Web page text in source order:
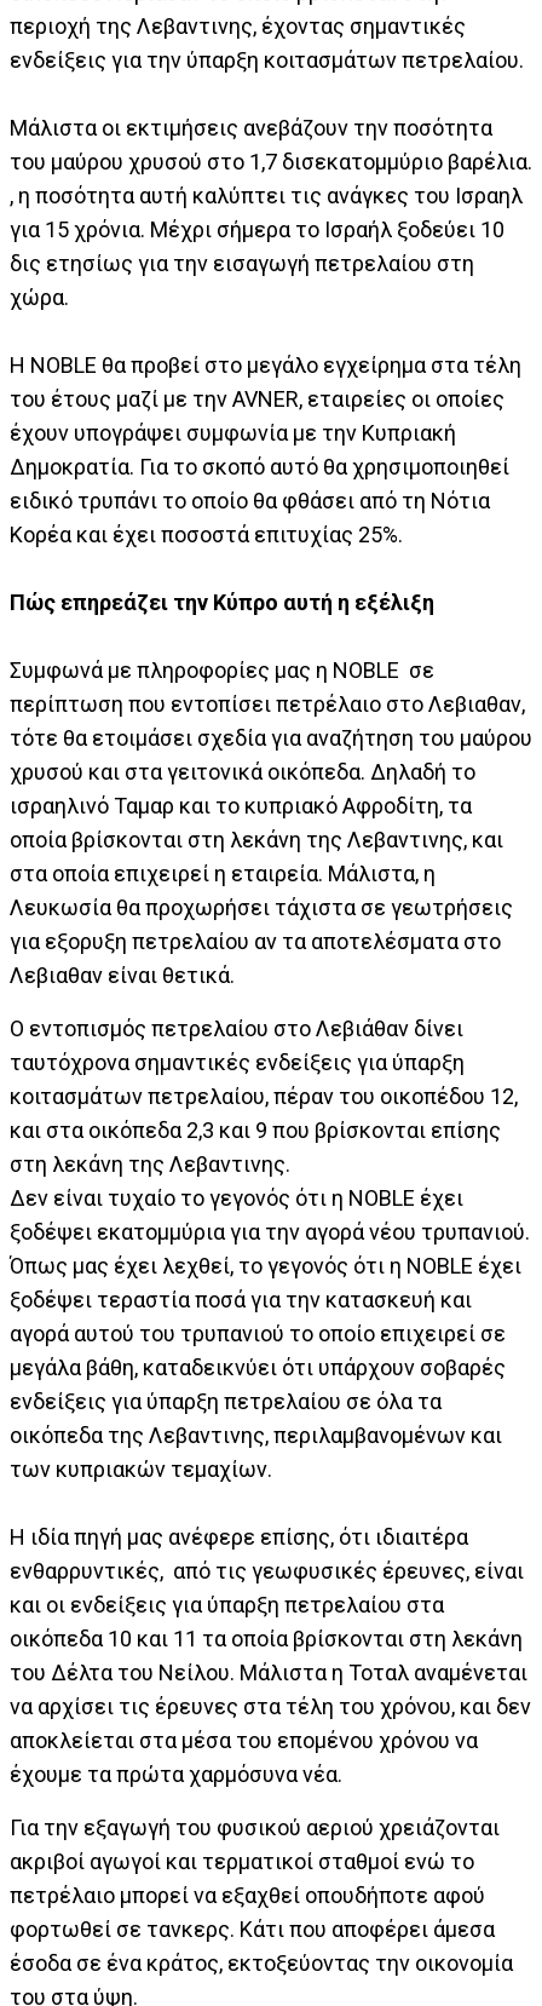
περιοχή της Λεβαντινης, έχοντας σημαντικές
ενδείξεις για την ύπαρξη κοιτασμάτων πετρελαίου.
Μάλιστα οι εκτιμήσεις ανεβάζουν την ποσότητα
του μαύρου χρυσού στο 1,7 δισεκατομμύριο βαρέλια.
, η ποσότητα αυτή καλύπτει τις ανάγκες του Ισραηλ
για 15 χρόνια. Μέχρι σήμερα το Ισραήλ ξοδεύει 10
δις ετησίως για την εισαγωγή πετρελαίου στη
χώρα.
Η NOBLE θα προβεί στο μεγάλο εγχείρημα στα τέλη
του έτους μαζί με την AVNER, εταιρείες οι οποίες
έχουν υπογράψει συμφωνία με την Κυπριακή
Δημοκρατία. Για το σκοπό αυτό θα χρησιμοποιηθεί
ειδικό τρυπάνι το οποίο θα φθάσει από τη Νότια
Κορέα και έχει ποσοστά επιτυχίας 25%.
Πώς επηρεάζει την Κύπρο αυτή η εξέλιξη
Συμφωνά με πληροφορίες μας η NOBLE σε
περίπτωση που εντοπίσει πετρέλαιο στο Λεβιαθαν,
τότε θα ετοιμάσει σχεδία για αναζήτηση του μαύρου
χρυσού και στα γειτονικά οικόπεδα. Δηλαδή το
ισραηλινό Ταμαρ και το κυπριακό Αφροδίτη, τα
οποία βρίσκονται στη λεκάνη της Λεβαντινης, και
στα οποία επιχειρεί η εταιρεία. Μάλιστα, η
Λευκωσία θα προχωρήσει τάχιστα σε γεωτρήσεις
για εξορυξη πετρελαίου αν τα αποτελέσματα στο
Λεβιαθαν είναι θετικά.
Ο εντοπισμός πετρελαίου στο Λεβιάθαν δίνει
ταυτόχρονα σημαντικές ενδείξεις για ύπαρξη
κοιτασμάτων πετρελαίου, πέραν του οικοπέδου 12,
και στα οικόπεδα 2,3 και 9 που βρίσκονται επίσης
στη λεκάνη της Λεβαντινης.
Δεν είναι τυχαίο το γεγονός ότι η NOBLE έχει
ξοδέψει εκατομμύρια για την αγορά νέου τρυπανιού.
Όπως μας έχει λεχθεί, το γεγονός ότι η NOBLE έχει
ξοδέψει τεραστία ποσά για την κατασκευή και
αγορά αυτού του τρυπανιού το οποίο επιχειρεί σε
μεγάλα βάθη, καταδεικνύει ότι υπάρχουν σοβαρές
ενδείξεις για ύπαρξη πετρελαίου σε όλα τα
οικόπεδα της Λεβαντινης, περιλαμβανομένων και
των κυπριακών τεμαχίων.
Η ιδία πηγή μας ανέφερε επίσης, ότι ιδιαιτέρα
ενθαρρυντικές, από τις γεωφυσικές έρευνες, είναι
και οι ενδείξεις για ύπαρξη πετρελαίου στα
οικόπεδα 10 και 11 τα οποία βρίσκονται στη λεκάνη
του Δέλτα του Νείλου. Μάλιστα η Τοταλ αναμένεται
να αρχίσει τις έρευνες στα τέλη του χρόνου, και δεν
αποκλείεται στα μέσα του επομένου χρόνου να
έχουμε τα πρώτα χαρμόσυνα νέα.
Για την εξαγωγή του φυσικού αεριού χρειάζονται
ακριβοί αγωγοί και τερματικοί σταθμοί ενώ το
πετρέλαιο μπορεί να εξαχθεί οπουδήποτε αφού
φορτωθεί σε τανκερς. Κάτι που αποφέρει άμεσα
έσοδα σε ένα κράτος, εκτοξεύοντας την οικονομία
του στα ύψη.